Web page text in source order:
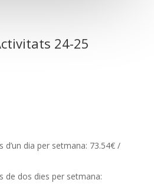
24-25
d’un dia per setmana: 73.54€ /
de dos dies per setmana: